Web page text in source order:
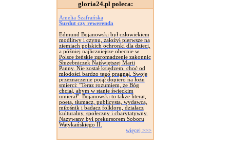
gloria24.pl poleca:
Amelia Szafrańska
Surdut czy rewerenda
Edmund Bojanowski był człowiekiem
modlitwy i czynu, założył pierwsze na
ziemiach polskich ochronki dla dzieci,
a później najliczniejsze obecnie w
Polsce żeńskie zgromadzenie zakonnic
Służebniczek Najświętszej Marii
Panny. Nie został księdzem, choć od
młodości bardzo tego pragnął. Swoje
przeznaczenie pojął dopiero na łożu
smierci: "Teraz rozumiem, że Bóg
chciał, abym w stanie świeckim
umierał". Bojanowski to także literat,
poeta, tłumacz, publicysta, wydawca,
miłośnik i badacz folkloru, działacz
kulturalny, społeczny i charytatywny.
Nazywany był prekursorem Soboru
Watykańskiego II.
więcej >>>